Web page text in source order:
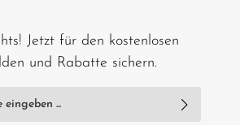
Jetzt für den kostenlosen
und Rabatte sichern.